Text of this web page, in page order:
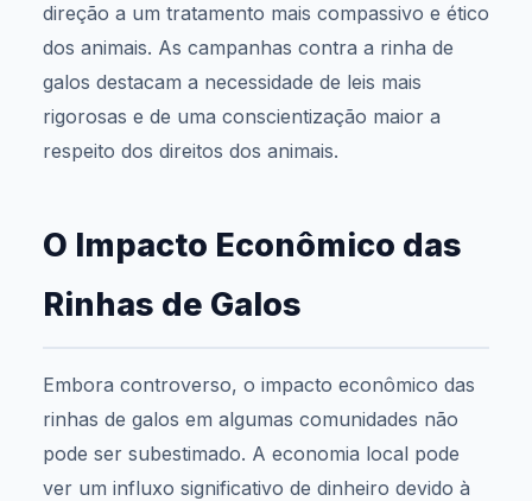
direção a um tratamento mais compassivo e ético
dos animais. As campanhas contra a rinha de
galos destacam a necessidade de leis mais
rigorosas e de uma conscientização maior a
respeito dos direitos dos animais.
O Impacto Econômico das
Rinhas de Galos
Embora controverso, o impacto econômico das
rinhas de galos em algumas comunidades não
pode ser subestimado. A economia local pode
ver um influxo significativo de dinheiro devido à